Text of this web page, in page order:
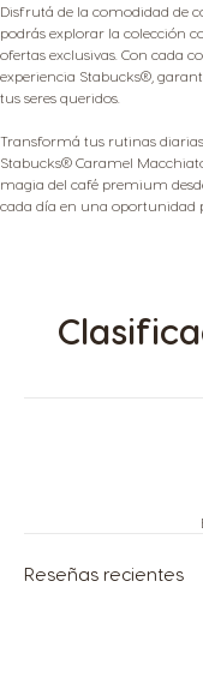
Disfrutá de la comodidad de
podrás explorar la colección
ofertas exclusivas. Con cada
experiencia Stabucks®,
tus seres queridos.
Transformá tus rutinas
Stabucks® Caramel
magia del café premium
cada día en una oportunidad
Reseñas recientes